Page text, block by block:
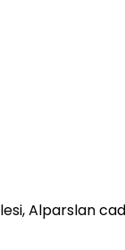
Alparslan